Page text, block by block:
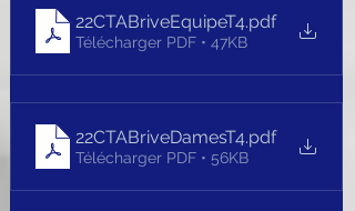
22CTABriveEquipeT4.pdf
Télécharger PDF • 47KB
22CTABriveDamesT4.pdf
Télécharger PDF • 56KB